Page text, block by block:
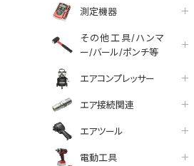
測定機器
その他工具/ハンマ
ー/バール/ポンチ等
エアコンプレッサー
エア接続関連
エアツール
電動工具